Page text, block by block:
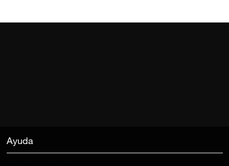
Ayuda